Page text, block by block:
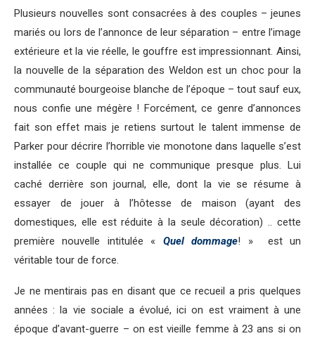
Plusieurs nouvelles sont consacrées à des couples – jeunes
mariés ou lors de l’annonce de leur séparation – entre l’image
extérieure et la vie réelle, le gouffre est impressionnant. Ainsi,
la nouvelle de la séparation des Weldon est un choc pour la
communauté bourgeoise blanche de l’époque – tout sauf eux,
nous confie une mégère ! Forcément, ce genre d’annonces
fait son effet mais je retiens surtout le talent immense de
Parker pour décrire l’horrible vie monotone dans laquelle s’est
installée ce couple qui ne communique presque plus. Lui
caché derrière son journal, elle, dont la vie se résume à
essayer de jouer à l’hôtesse de maison (ayant des
domestiques, elle est réduite à la seule décoration) .. cette
première nouvelle intitulée « Quel dommage! » est un
véritable tour de force.
Je ne mentirais pas en disant que ce recueil a pris quelques
années : la vie sociale a évolué, ici on est vraiment à une
époque d’avant-guerre – on est vieille femme à 23 ans si on